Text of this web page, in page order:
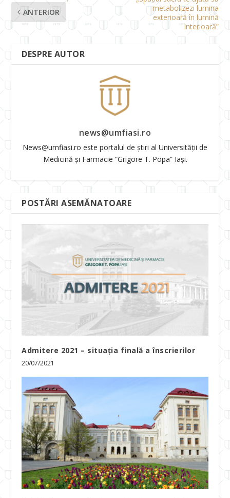
ANTERIOR
metabolizezi lumina
exterioară în lumină
interioară”
DESPRE AUTOR
news@umfiasi.ro
News@umfiasi.ro este portalul de știri al Universității de
Medicină și Farmacie “Grigore T. Popa” Iași.
POSTĂRI ASEMĂNATOARE
Admitere 2021 – situația finală a înscrierilor
20/07/2021